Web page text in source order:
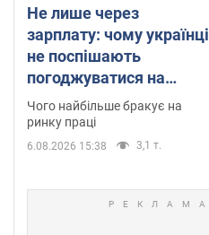
Не лише через
зарплату: чому українці
не поспішають
погоджуватися на
вакансії
Чого найбільше бракує на
ринку праці
6.08.2026 15:38 3,1 т.